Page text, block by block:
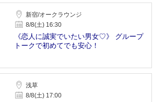
新宿/オークラウンジ
8/8(土) 16:30
《恋人に誠実でいたい男女♡》 グループ
トークで初めてでも安心！
浅草
8/8(土) 17:00